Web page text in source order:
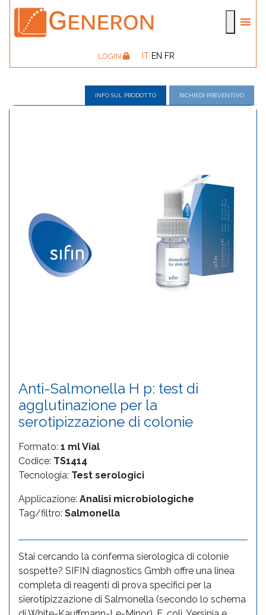
LOGIN IT EN FR
INFO SUL PRODOTTO RICHIEDI PREVENTIVO
Anti-Salmonella H p: test di
agglutinazione per la
serotipizzazione di colonie
Formato: 1 ml Vial
Codice: TS1414
Tecnologia: Test serologici
Applicazione: Analisi microbiologiche
Tag/filtro: Salmonella
Stai cercando la conferma sierologica di colonie
sospette? SIFIN diagnostics Gmbh offre una linea
completa di reagenti di prova specifici per la
sierotipizzazione di Salmonella (secondo lo schema